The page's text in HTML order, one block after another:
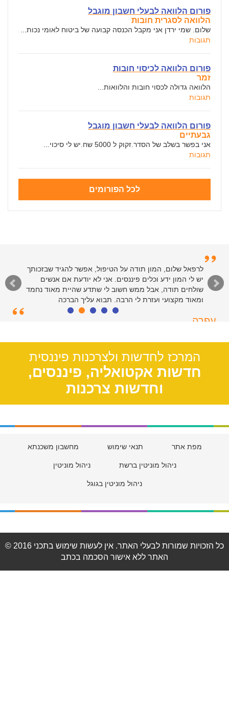
פורום הלוואה לבעלי חשבון מוגבל
הלוואה לסגרית חובות
שלום. שמי ירדן אני מקבל הכנסה קבועה של ביטוח לאומי נכות...
תגובות
פורום הלוואה לכיסוי חובות
זמר
הלוואה גדולה לכסוי חובות והלוואות...
תגובות
פורום הלוואה לבעלי חשבון מוגבל
גבעתיים
אני בפשר בשלב של הסדר.זקוק ל 5000 שח.יש לי סיכוי...
תגובות
לכל הפורומים
לרפאל שלום, המון תודה על הטיפול, אפשר להגיד שבזכותך
יש לי המון ידע וכלים פיננסים. אני לא יודעת אם אנשים
שולחים תודה, אבל ממש חשוב לי שתדע שהיית מאוד נחמד
ומאוד מקצועי ועזרת לי הרבה. תבוא עליך הברכה
עפרה
המרכז לחדשות ולצרכנות פיננסית
חדשות אקטואליה, פיננסים,
וחדשות צרכנות
מפת אתר תנאי שימוש מחשבון משכנתא
ניהול מוניטין ברשת ניהול מוניטין
ניהול מוניטין בגוגל
© 2016 כל הזכויות שמורות לבעלי האתר. אין לעשות שימוש בתכני
האתר ללא אישור הסכמה בכתב